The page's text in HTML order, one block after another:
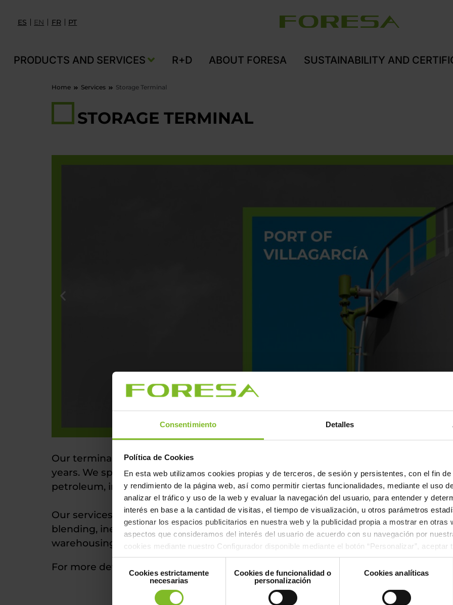
Consentimiento Detalles
Política de Cookies
En esta web utilizamos cookies propias y de terceros, de sesión y persistentes, con el fin
y rendimiento de la página web, así como permitir ciertas funcionalidades, mediante el uso
analizar el tráfico y uso de la web y evaluar la navegación del usuario, para entender y
interés en base a la cantidad de visitas, el tiempo de visualización, u otros parámetros
gestionar los espacios publicitarios en nuestra web y la publicidad propia a mostrar en otras
aspectos que consideramos del interés del usuario de acuerdo con su navegación por
cookies mediante nuestro Configurador disponible mediante el botón “Personalizar”, aceptar
“Aceptar” o bien, rechazar todas excepto las necesarias para el correcto funcionamiento de
Todas"
Cookies estrictamente
necesarias
Cookies de funcionalidad o
personalización
Cookies analíticas
ES EN FR PT
PRODUCTS AND SERVICES R+D ABOUT FORESA SUSTAINABILITY AND
Home Services Storage Terminal
STORAGE TERMINAL
Our terminal is strategically located in the Port of Vilagarcía de Arousa, where
years. We specialise in the reception, storage, custody and re-dispatch of bulk
petroleum, including biofuels.
Our services range from loading/unloading of vessels and tankers/isotanks to
blending, inerting, homogenising, steam supply and bunkering operations. We
warehousing facilities.
For more detailed and complete information, please contact our sales team.